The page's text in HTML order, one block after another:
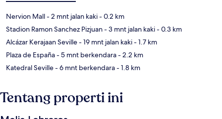
Nervion Mall- 2 mnt jalan kaki- 0.2 km
Stadion Ramon Sanchez Pizjuan- 3 mnt jalan kaki- 0.3 km
Alcázar Kerajaan Seville- 19 mnt jalan kaki- 1.7 km
Plaza de España- 5 mnt berkendara- 2.2 km
Katedral Seville- 6 mnt berkendara- 1.8 km
Tentang properti ini